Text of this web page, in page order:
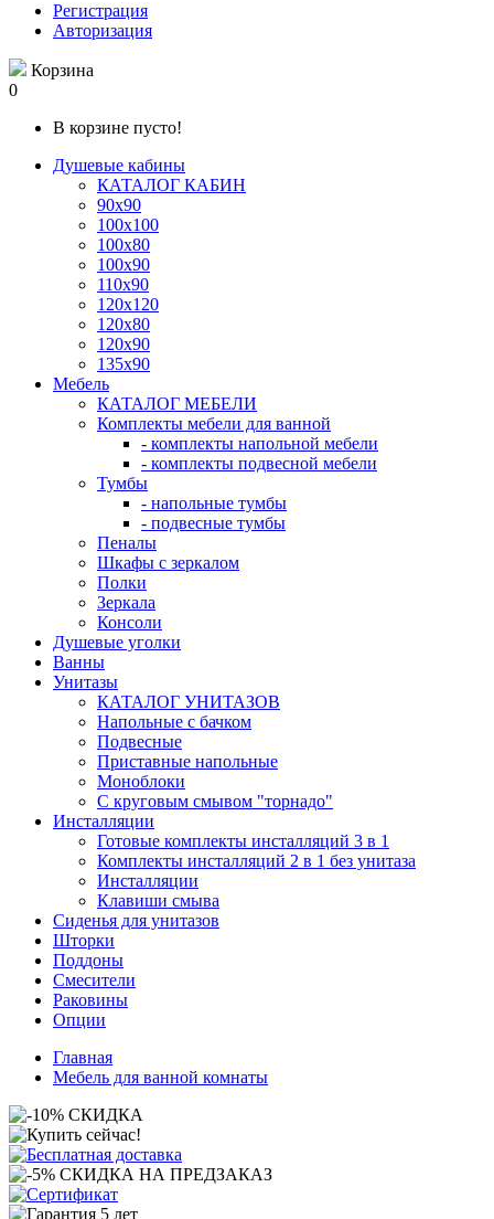
Регистрация
Авторизация
Корзина
0
В корзине пусто!
Душевые кабины
КАТАЛОГ КАБИН
90x90
100x100
100x80
100x90
110x90
120x120
120x80
120x90
135x90
Мебель
КАТАЛОГ МЕБЕЛИ
Комплекты мебели для ванной
- комплекты напольной мебели
- комплекты подвесной мебели
Тумбы
- напольные тумбы
- подвесные тумбы
Пеналы
Шкафы с зеркалом
Полки
Зеркала
Консоли
Душевые уголки
Ванны
Унитазы
КАТАЛОГ УНИТАЗОВ
Напольные с бачком
Подвесные
Приставные напольные
Моноблоки
С круговым смывом "торнадо"
Инсталляции
Готовые комплекты инсталляций 3 в 1
Комплекты инсталляций 2 в 1 без унитаза
Инсталляции
Клавиши смыва
Сиденья для унитазов
Шторки
Поддоны
Смесители
Раковины
Опции
Главная
Мебель для ванной комнаты